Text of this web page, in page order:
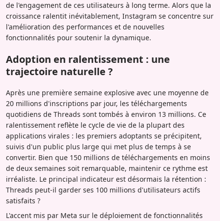
de l'engagement de ces utilisateurs à long terme. Alors que la
croissance ralentit inévitablement, Instagram se concentre sur
l'amélioration des performances et de nouvelles
fonctionnalités pour soutenir la dynamique.
Adoption en ralentissement : une
trajectoire naturelle ?
Après une première semaine explosive avec une moyenne de
20 millions d'inscriptions par jour, les téléchargements
quotidiens de Threads sont tombés à environ 13 millions. Ce
ralentissement reflète le cycle de vie de la plupart des
applications virales : les premiers adoptants se précipitent,
suivis d'un public plus large qui met plus de temps à se
convertir. Bien que 150 millions de téléchargements en moins
de deux semaines soit remarquable, maintenir ce rythme est
irréaliste. Le principal indicateur est désormais la rétention :
Threads peut-il garder ses 100 millions d'utilisateurs actifs
satisfaits ?
L'accent mis par Meta sur le déploiement de fonctionnalités